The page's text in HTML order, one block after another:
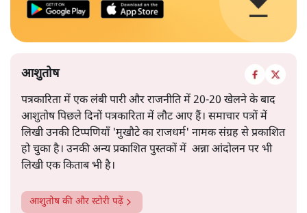
आशुतोष
पत्रकारिता में एक लंबी पारी और राजनीति में 20-20 खेलने के बाद
आशुतोष पिछले दिनों पत्रकारिता में लौट आए हैं। समाचार पत्रों में
लिखी उनकी टिप्पणियाँ 'मुखौटे का राजधर्म' नामक संग्रह से प्रकाशित
हो चुका है। उनकी अन्य प्रकाशित पुस्तकों में अन्ना आंदोलन पर भी
लिखी एक किताब भी है।
आशुतोषकी और स्टोरी पढ़ें